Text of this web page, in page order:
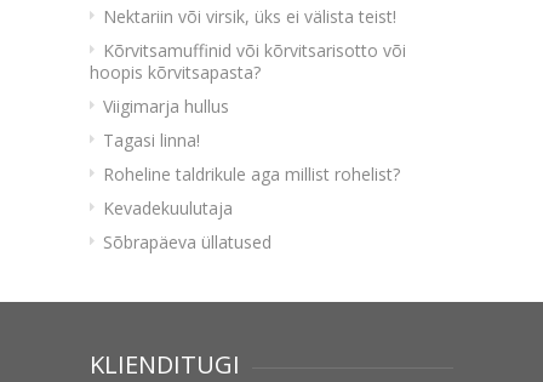
Nektariin või virsik, üks ei välista teist!
Kõrvitsamuffinid või kõrvitsarisotto või
hoopis kõrvitsapasta?
Viigimarja hullus
Tagasi linna!
Roheline taldrikule aga millist rohelist?
Kevadekuulutaja
Sõbrapäeva üllatused
KLIENDITUGI